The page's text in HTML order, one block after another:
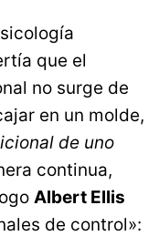
que el
no surge de
en un molde,
de uno
continua,
Albert Ellis
de control»: